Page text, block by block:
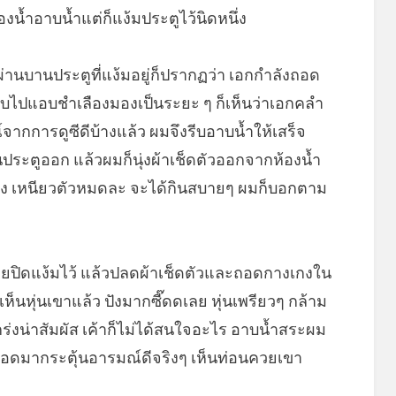
น้ำอาบน้ำแต่ก็แง้มประตูไว้นิดหนึ่ง
นบานประตูที่แง้มอยู่ก็ปรากฏว่า เอกกำลังถอด
ปแอบชำเลืองมองเป็นระยะ ๆ ก็เห็นว่าเอกคลำ
ากการดูซีดีบ้างแล้ว ผมจึงรีบอาบน้ำให้เสร็จ
ะตูออก แล้วผมก็นุ่งผ้าเช็ดตัวออกจากห้องน้ำ
เหนียวตัวหมดละ จะได้กินสบายๆ ผมก็บอกตาม
ปิดแง้มไว้ แล้วปลดผ้าเช็ดตัวและถอดกางเกงใน
นหุ่นเขาแล้ว ปังมากซี๊ดดเลย หุ่นเพรียวๆ กล้าม
น่าสัมผัส เค้าก็ไม่ได้สนใจอะไร อาบน้ำสระผม
ดมากระตุ้นอารมณ์ดีจริงๆ เห็นท่อนควยเขา